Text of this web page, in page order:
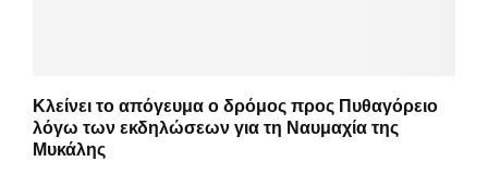
Κλείνει το απόγευμα ο δρόμος προς Πυθαγόρειο
λόγω των εκδηλώσεων για τη Ναυμαχία της
Μυκάλης